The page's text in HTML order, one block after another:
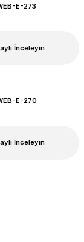
E-273
İnceleyin
E-270
İnceleyin